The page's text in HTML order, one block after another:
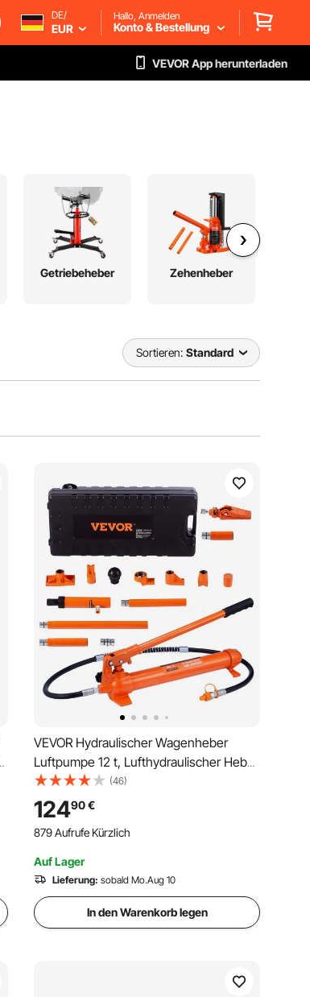
DE/
EUR
Hallo, Anmelden
Konto & Bestellung
VEVOR App herunterladen
Getriebeheber Zehenheber
Sortieren: Standard
VEVOR Hydraulischer Wagenheber
Luftpumpe 12 t, Lufthydraulischer Heber
135 mm Hub Rot, inkl. 100 / 195 / 300 /
500 mm Verlängerungsstange,
Elektrostatisches Pulversprühen
Autoreparatur Werkstatt
(46)
12490€
879 Aufrufe Kürzlich
Auf Lager
Lieferung: sobald Mo.Aug 10
In den Warenkorb legen